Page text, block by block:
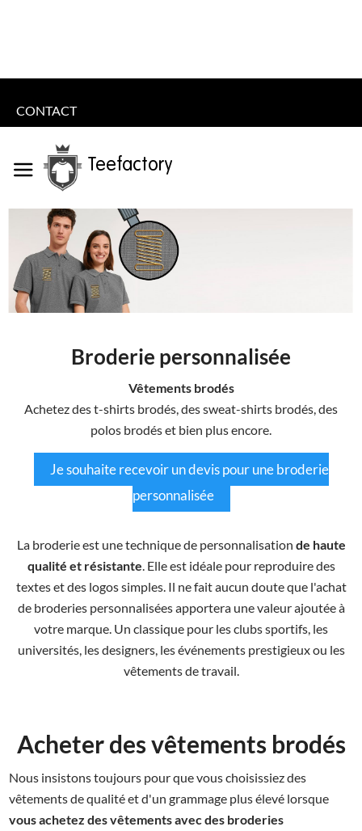
CONTACT
Teefactory
Broderie personnalisée
Vêtements brodés
Achetez des t-shirts brodés, des sweat-shirts brodés, des
polos brodés et bien plus encore.
Je souhaite recevoir un devis pour une broderie
personnalisée
La broderie est une technique de personnalisation de haute
qualité et résistante. Elle est idéale pour reproduire des
textes et des logos simples. Il ne fait aucun doute que l'achat
de broderies personnalisées apportera une valeur ajoutée à
votre marque. Un classique pour les clubs sportifs, les
universités, les designers, les événements prestigieux ou les
vêtements de travail.
Acheter des vêtements brodés
Nous insistons toujours pour que vous choisissiez des
vêtements de qualité et d'un grammage plus élevé lorsque
vous achetez des vêtements avec des broderies